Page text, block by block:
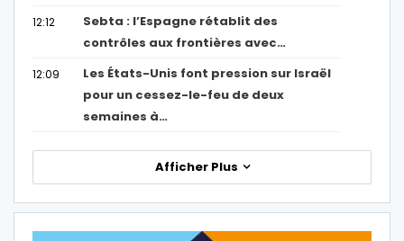
12:12
Sebta : l’Espagne rétablit des
contrôles aux frontières avec…
12:09
Les États-Unis font pression sur Israël
pour un cessez-le-feu de deux
semaines à…
Afficher Plus